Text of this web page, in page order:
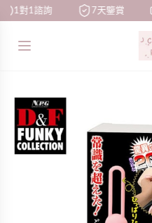
1對1諮詢 7天鑒賞